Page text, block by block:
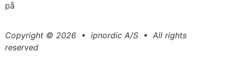
på
Copyright © 2026 • ipnordic A/S • All rights
reserved